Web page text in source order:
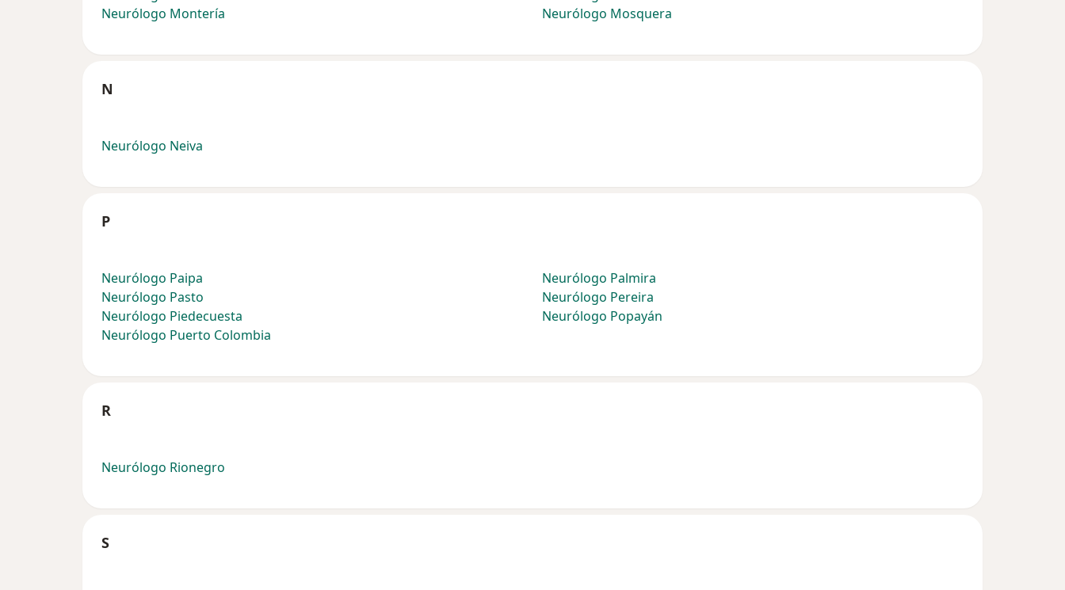
Neurólogo Montería
Neurólogo Mosquera
N
Neurólogo Neiva
P
Neurólogo Paipa
Neurólogo Palmira
Neurólogo Pasto
Neurólogo Pereira
Neurólogo Piedecuesta
Neurólogo Popayán
Neurólogo Puerto Colombia
R
Neurólogo Rionegro
S